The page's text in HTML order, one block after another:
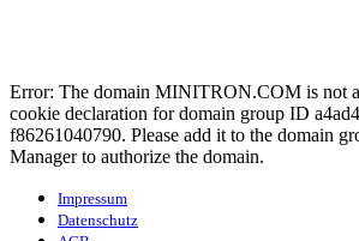
Error: The domain MINITRON.COM is not
cookie declaration for domain group ID
f86261040790. Please add it to the domain
Manager to authorize the domain.
Impressum
Datenschutz